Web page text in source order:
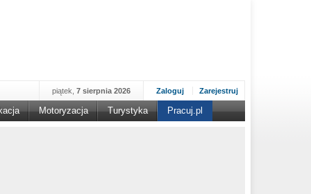
Zaloguj Zarejestruj
piątek, 7 sierpnia 2026
Motoryzacja Turystyka Pracuj.pl